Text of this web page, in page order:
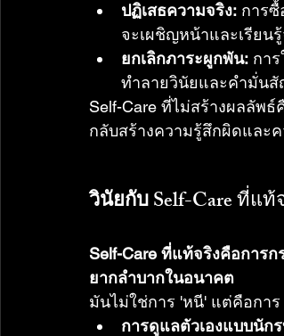
ปฏิเสธความจริง: การซื้
จะเผชิญหน้าและเรียน
ยกเลิกภาระผูกพัน: กา
ทำลายวินัยและคำมั่น
Self-Care ที่ไม่สร้างผลลัพธ์
กลับสร้างความรู้สึกผิดและค
วินัยกับ Self-Care ที่แท้
Self-Care ที่แท้จริงคือการ
ยากลำบากในอนาคต
มันไม่ใช่การ 'หนี' แต่คือการ
การดูแลตัวเองแบบนัก